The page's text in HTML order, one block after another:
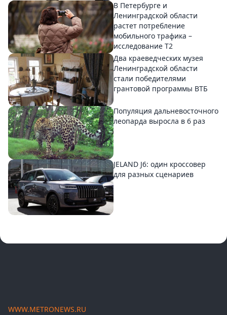
В Петербурге и
Ленинградской области
растет потребление
мобильного трафика –
исследование T2
Два краеведческих музея
Ленинградской области
стали победителями
грантовой программы ВТБ
Популяция дальневосточного
леопарда выросла в 6 раз
JELAND J6: один кроссовер
для разных сценариев
WWW.METRONEWS.RU